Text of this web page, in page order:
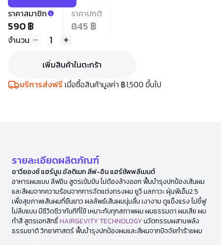
ราคาสมาชิก
590 ฿
ราคาปกติ
845 ฿
จำนวน 1
เพิ่มสินค้าในตะกร้า
บริการส่งฟรีเมื่อซื้อสินค้ามูลค่า ฿1,500 ขึ้นไป
รายละเอียดผลิตภัณฑ์
อาวียองซ์ แฮร์มูน อัลติเมท ลีฟ-อิน แฮร์ซัพพลีเมนต์
อาหารผมแบบ ลีฟอิน สูตรเข้มข้น ไม่ต้องล้างออก ฟื้นบำรุงปกป้องเส้นผม
และสีผมจากความร้อนจากการจัดแต่งทรงผม ยูวี มลภาวะ ฝุ่นพีเอ็ม2.5
เพื่อสุขภาพเส้นผมที่ยืนยาว ผลลัพธ์เส้นผมนุ่มลื่น เงางาม ดูแข็งแรง ไม่ชี้ฟู
ไม่ลีบแบน มีชีวิตชีวาทันทีที่ใช้ เหมาะกับทุกสภาพผม ผมธรรมดา ผมเสีย ผม
ทำสี สูตรเอกสิทธิ์HAIRGEVITY TECHNOLOGYนวัตกรรมผสานพลัง
ธรรมชาติ วิทยาศาสตร์ ฟื้นบำรุงปกป้องผมและสีผมจากปัจจัยทำร้ายผม